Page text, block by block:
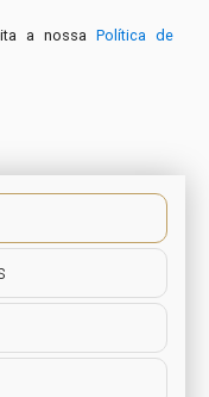
a nossaPolítica de